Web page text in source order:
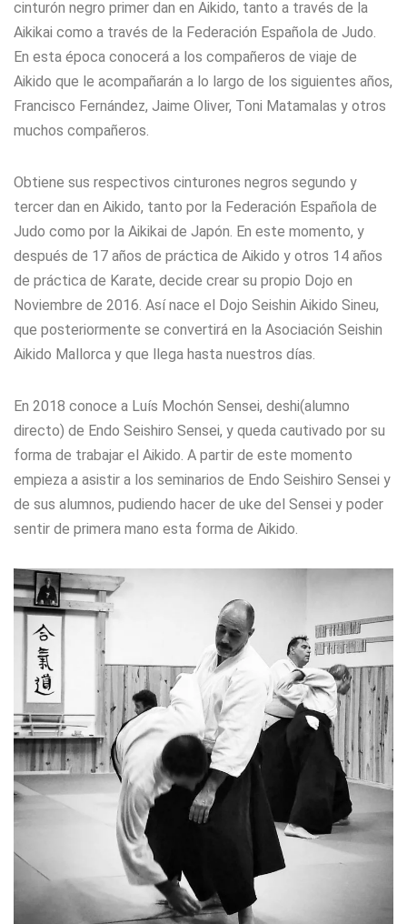
cinturón negro primer dan en Aikido, tanto a través de la
Aikikai como a través de la Federación Española de Judo.
En esta época conocerá a los compañeros de viaje de
Aikido que le acompañarán a lo largo de los siguientes años,
Francisco Fernández, Jaime Oliver, Toni Matamalas y otros
muchos compañeros.
Obtiene sus respectivos cinturones negros segundo y
tercer dan en Aikido, tanto por la Federación Española de
Judo como por la Aikikai de Japón. En este momento, y
después de 17 años de práctica de Aikido y otros 14 años
de práctica de Karate, decide crear su propio Dojo en
Noviembre de 2016. Así nace el Dojo Seishin Aikido Sineu,
que posteriormente se convertirá en la Asociación Seishin
Aikido Mallorca y que llega hasta nuestros días.
En 2018 conoce a Luís Mochón Sensei, deshi(alumno
directo) de Endo Seishiro Sensei, y queda cautivado por su
forma de trabajar el Aikido. A partir de este momento
empieza a asistir a los seminarios de Endo Seishiro Sensei y
de sus alumnos, pudiendo hacer de uke del Sensei y poder
sentir de primera mano esta forma de Aikido.